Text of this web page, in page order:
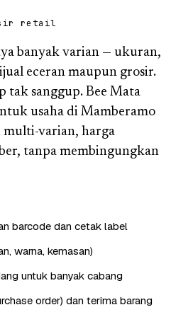
retail
banyak varian — ukuran,
eceran maupun grosir.
tak sanggup. Bee Mata
usaha di Mamberamo
multi-varian, harga
tanpa membingungkan
barcode dan cetak label
warna, kemasan)
untuk banyak cabang
order) dan terima barang